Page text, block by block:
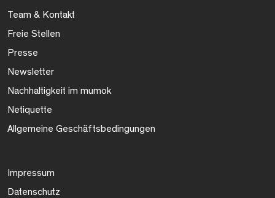
Team & Kontakt
Freie Stellen
Presse
Newsletter
Nachhaltigkeit im mumok
Netiquette
Allgemeine Geschäftsbedingungen
Impressum
Datenschutz